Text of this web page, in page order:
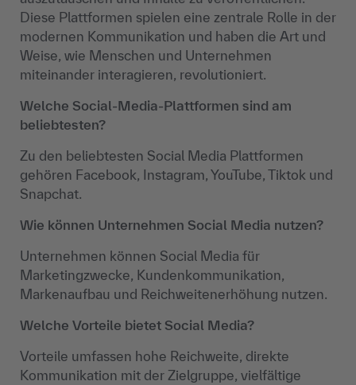
Diese Plattformen spielen eine zentrale Rolle in der
modernen Kommunikation und haben die Art und
Weise, wie Menschen und Unternehmen
miteinander interagieren, revolutioniert.
Welche Social-Media-Plattformen sind am
beliebtesten?
Zu den beliebtesten Social Media Plattformen
gehören Facebook, Instagram, YouTube, Tiktok und
Snapchat.
Wie können Unternehmen Social Media nutzen?
Unternehmen können Social Media für
Marketingzwecke, Kundenkommunikation,
Markenaufbau und Reichweitenerhöhung nutzen.
Welche Vorteile bietet Social Media?
Vorteile umfassen hohe Reichweite, direkte
Kommunikation mit der Zielgruppe, vielfältige